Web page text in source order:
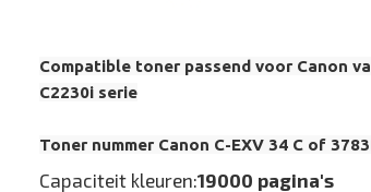
Compatible toner passend voor Canon
C2230i serie
Toner nummer Canon C-EXV 34 C of
Capaciteit kleuren:19000 pagina's